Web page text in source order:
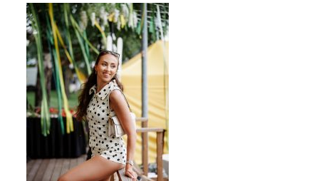
RENE LUTTERUS-7382